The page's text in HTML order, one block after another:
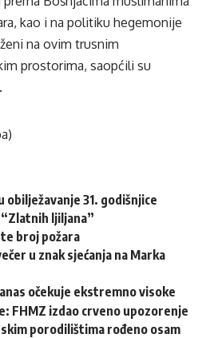
kao i na politiku hegemonije
na ovim trusnim
prostorima, saopćili su
obilježavanje 31. godišnjice
ljiljana”
broj požara
u znak sjećanja na Marka
očekuje ekstremno visoke
FHMZ izdao crveno upozorenje
porodilištima rođeno osam